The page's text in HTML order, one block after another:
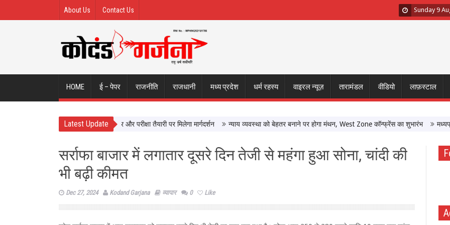
About Us Contact Us Sunday 9
HOME ई – पेपर राजनीति राजधानी मध्य प्रदेश धर्म रहस्य वाइरल न्यूज़ तारामंडल वीडियो लाफ़स्टाल
Latest Update
से सीधे सीखेंगे यूपी के छात्र, करियर और परीक्षा तैयारी पर मिलेगा मार्गदर्शन न्याय व्यवस्था को बेहतर बनाने पर होगा मंथन, West Zone कॉन्फ्रेंस का शुभारंभ मध्यप्रदेश में
सर्राफा बाजार में लगातार दूसरे दिन तेजी से महंगा हुआ सोना, चांदी की
भी बढ़ी कीमत
Dec 27, 2024 Kodand Garjana व्यापार 0 Like